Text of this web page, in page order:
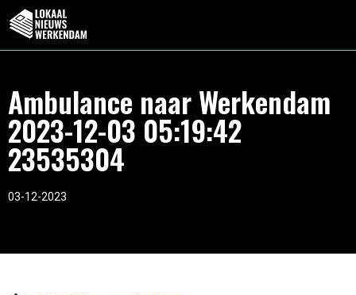
Ambulance naar Werkendam
2023-12-03 05:19:42
23535304
03-12-2023